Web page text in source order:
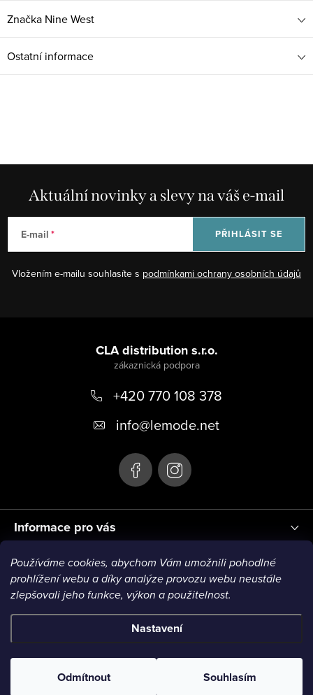
Používáme cookies, abychom Vám umožnili pohodlné
prohlížení webu a díky analýze provozu webu neustále
zlepšovali jeho funkce, výkon a použitelnost.
Nastavení
Odmítnout Souhlasím
Značka Nine West
Ostatní informace
Aktuální novinky a slevy na váš e-mail
E-mail
Vložením e-mailu souhlasíte s podmínkami ochrany osobních údajů
PŘIHLÁSIT SE
Informace pro vás
CLA distribution s.r.o.
+420 770 108 378
info@lemode.net
Blog
Copyright 2026Le Mode. Všechna práva vyhrazena.